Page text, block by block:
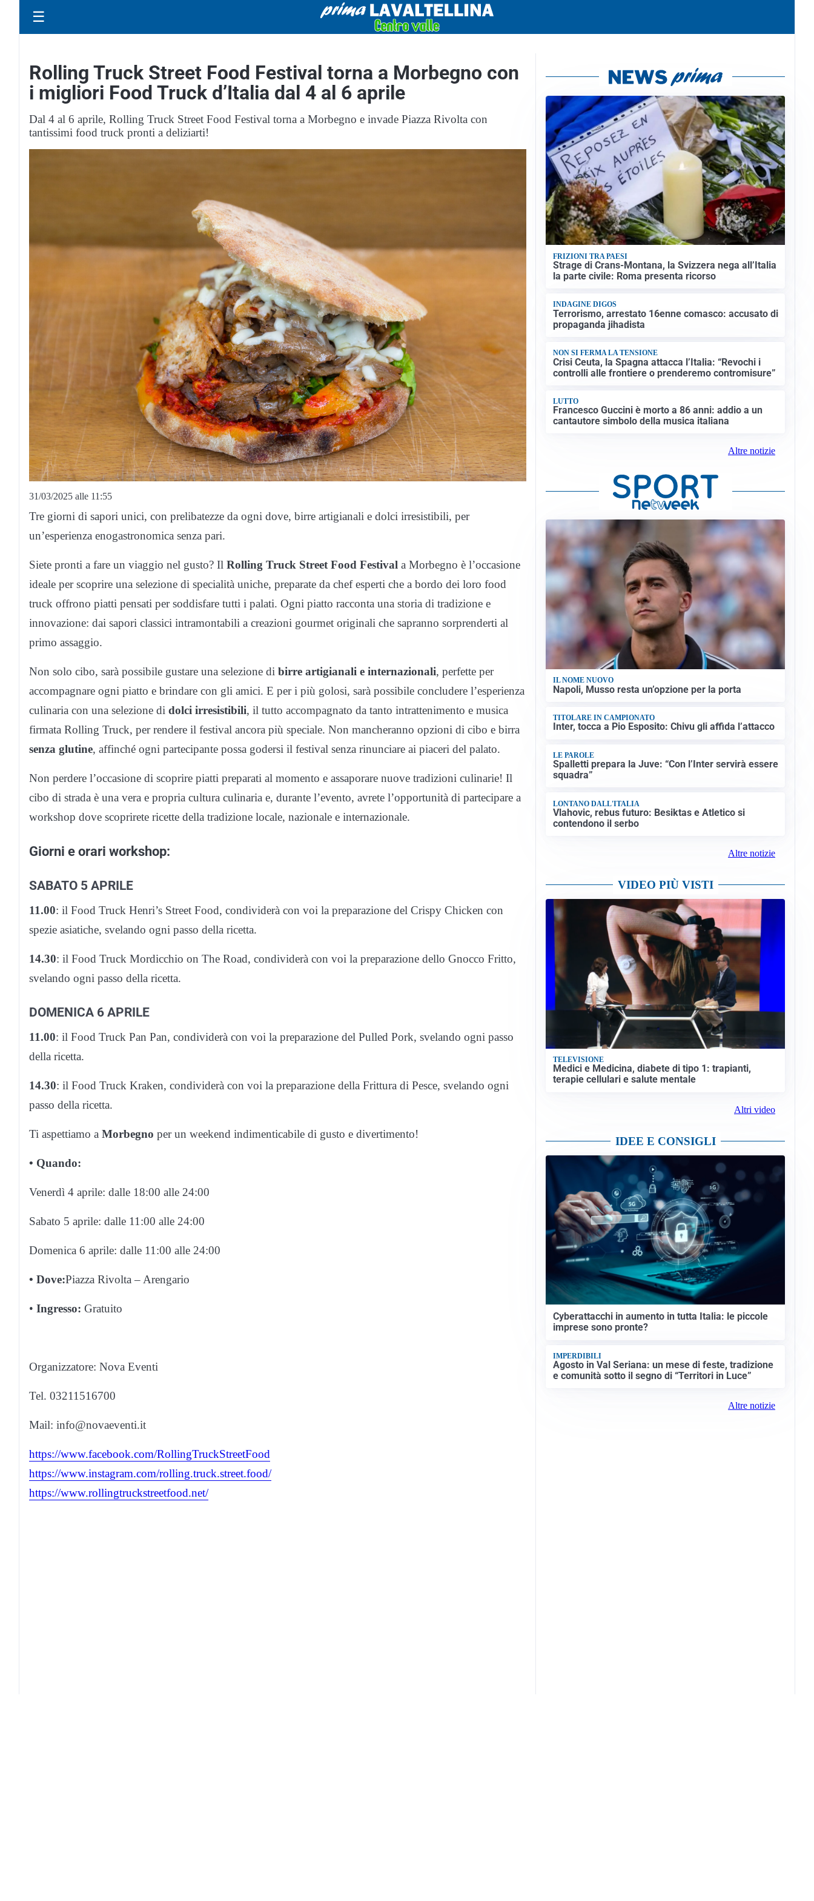
☰
Rolling Truck Street Food Festival torna a Morbegno con
i migliori Food Truck d’Italia dal 4 al 6 aprile
Dal 4 al 6 aprile, Rolling Truck Street Food Festival torna a Morbegno e invade Piazza Rivolta con
tantissimi food truck pronti a deliziarti!
31/03/2025 alle 11:55
Tre giorni di sapori unici, con prelibatezze da ogni dove, birre artigianali e dolci irresistibili, per
un’esperienza enogastronomica senza pari.
Siete pronti a fare un viaggio nel gusto? Il Rolling Truck Street Food Festival a Morbegno è l’occasione
ideale per scoprire una selezione di specialità uniche, preparate da chef esperti che a bordo dei loro food
truck offrono piatti pensati per soddisfare tutti i palati. Ogni piatto racconta una storia di tradizione e
innovazione: dai sapori classici intramontabili a creazioni gourmet originali che sapranno sorprenderti al
primo assaggio.
Non solo cibo, sarà possibile gustare una selezione di birre artigianali e internazionali, perfette per
accompagnare ogni piatto e brindare con gli amici. E per i più golosi, sarà possibile concludere l’esperienza
culinaria con una selezione di dolci irresistibili, il tutto accompagnato da tanto intrattenimento e musica
firmata Rolling Truck, per rendere il festival ancora più speciale. Non mancheranno opzioni di cibo e birra
senza glutine, affinché ogni partecipante possa godersi il festival senza rinunciare ai piaceri del palato.
Non perdere l’occasione di scoprire piatti preparati al momento e assaporare nuove tradizioni culinarie! Il
cibo di strada è una vera e propria cultura culinaria e, durante l’evento, avrete l’opportunità di partecipare a
workshop dove scoprirete ricette della tradizione locale, nazionale e internazionale.
Giorni e orari workshop:
SABATO 5 APRILE
11.00: il Food Truck Henri’s Street Food, condividerà con voi la preparazione del Crispy Chicken con
spezie asiatiche, svelando ogni passo della ricetta.
14.30: il Food Truck Mordicchio on The Road, condividerà con voi la preparazione dello Gnocco Fritto,
svelando ogni passo della ricetta.
DOMENICA 6 APRILE
11.00: il Food Truck Pan Pan, condividerà con voi la preparazione del Pulled Pork, svelando ogni passo
della ricetta.
14.30: il Food Truck Kraken, condividerà con voi la preparazione della Frittura di Pesce, svelando ogni
passo della ricetta.
Ti aspettiamo a Morbegno per un weekend indimenticabile di gusto e divertimento!
• Quando:
Venerdì 4 aprile: dalle 18:00 alle 24:00
Sabato 5 aprile: dalle 11:00 alle 24:00
Domenica 6 aprile: dalle 11:00 alle 24:00
• Dove:Piazza Rivolta – Arengario
• Ingresso: Gratuito
Organizzatore: Nova Eventi
Tel. 03211516700
Mail: info@novaeventi.it
https://www.facebook.com/RollingTruckStreetFood
https://www.instagram.com/rolling.truck.street.food/
https://www.rollingtruckstreetfood.net/
FRIZIONI TRA PAESI
Strage di Crans-Montana, la Svizzera nega all’Italia
la parte civile: Roma presenta ricorso
INDAGINE DIGOS
Terrorismo, arrestato 16enne comasco: accusato di
propaganda jihadista
NON SI FERMA LA TENSIONE
Crisi Ceuta, la Spagna attacca l’Italia: “Revochi i
controlli alle frontiere o prenderemo contromisure”
LUTTO
Francesco Guccini è morto a 86 anni: addio a un
cantautore simbolo della musica italiana
Altre notizie
IL NOME NUOVO
Napoli, Musso resta un’opzione per la porta
TITOLARE IN CAMPIONATO
Inter, tocca a Pio Esposito: Chivu gli affida l’attacco
LE PAROLE
Spalletti prepara la Juve: “Con l’Inter servirà essere
squadra”
LONTANO DALL'ITALIA
Vlahovic, rebus futuro: Besiktas e Atletico si
contendono il serbo
Altre notizie
VIDEO PIÙ VISTI
TELEVISIONE
Medici e Medicina, diabete di tipo 1: trapianti,
terapie cellulari e salute mentale
Altri video
IDEE E CONSIGLI
Cyberattacchi in aumento in tutta Italia: le piccole
imprese sono pronte?
IMPERDIBILI
Agosto in Val Seriana: un mese di feste, tradizione
e comunità sotto il segno di “Territori in Luce”
Altre notizie